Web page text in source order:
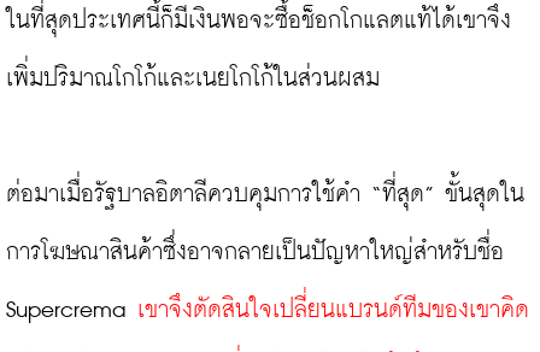
ในที่สุดประเทศนี้ก็มีเงินพอจะซื้อช็อกโกแลตแท้ได้เขาจึง
เพิ่มปริมาณโกโก้และเนยโกโก้ในส่วนผสม
ต่อมาเมื่อรัฐบาลอิตาลีควบคุมการใช้คำ “ที่สุด” ขั้นสุดใน
การโฆษณาสินค้าซึ่งอาจกลายเป็นปัญหาใหญ่สำหรับชื่อ
Supercrema เขาจึงตัดสินใจเปลี่ยนแบรนด์ทีมของเขาคิด